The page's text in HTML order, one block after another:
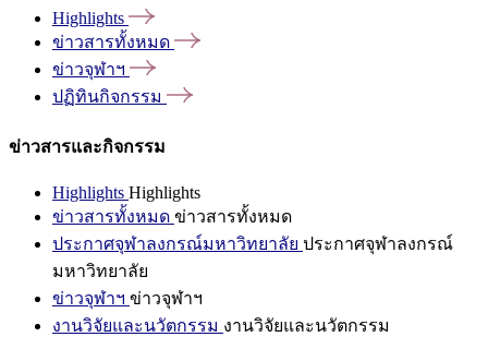
Highlights
ข่าวสารทั้งหมด
ข่าวจุฬาฯ
ปฏิทินกิจกรรม
ข่าวสารและกิจกรรม
Highlights Highlights
ข่าวสารทั้งหมด ข่าวสารทั้งหมด
ประกาศจุฬาลงกรณ์มหาวิทยาลัย ประกาศจุฬาลงกรณ์
มหาวิทยาลัย
ข่าวจุฬาฯ ข่าวจุฬาฯ
งานวิจัยและนวัตกรรม งานวิจัยและนวัตกรรม